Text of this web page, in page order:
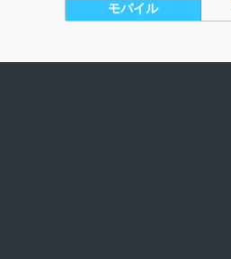
モバイル